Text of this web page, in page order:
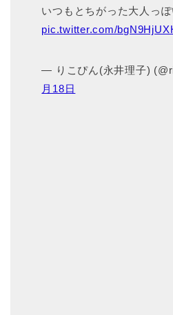
いつもとちがった大人っ
pic.twitter.com/
— りこぴん(永井理子)
月18日